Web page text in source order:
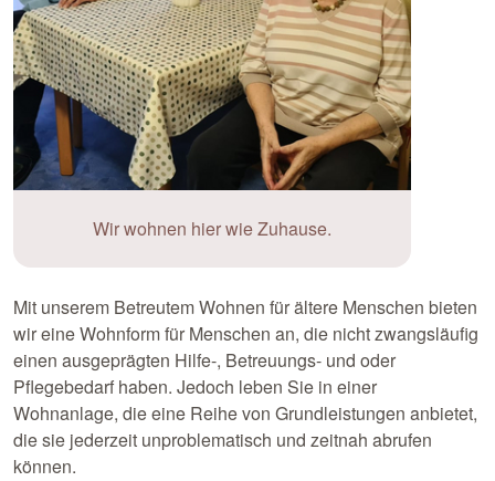
Wir wohnen hier wie Zuhause.
Mit unserem Betreutem Wohnen für ältere Menschen bieten
wir eine Wohnform für Menschen an, die nicht zwangsläufig
einen ausgeprägten Hilfe-, Betreuungs- und oder
Pflegebedarf haben. Jedoch leben Sie in einer
Wohnanlage, die eine Reihe von Grundleistungen anbietet,
die sie jederzeit unproblematisch und zeitnah abrufen
können.